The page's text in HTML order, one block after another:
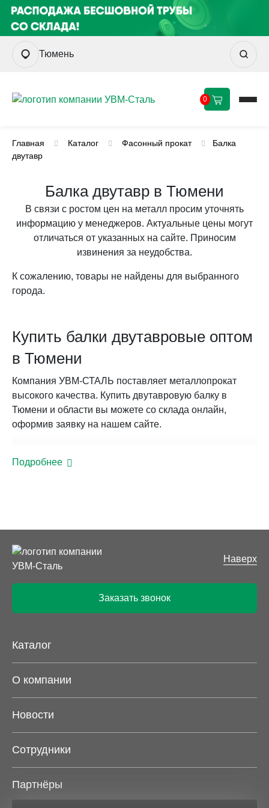
Тюмень
0
Главная Каталог Фасонный прокат
Балка
двутавр
Балка двутавр в Тюмени
В связи с ростом цен на металл просим уточнять
информацию у менеджеров. Актуальные цены могут
отличаться от указанных на сайте. Приносим
извинения за неудобства.
К сожалению, товары не найдены для выбранного
города.
Купить балки двутавровые оптом
в Тюмени
Компания УВМ-СТАЛЬ поставляет металлопрокат
высокого качества. Купить двутавровую балку в
Тюмени и области вы можете со склада онлайн,
оформив заявку на нашем сайте.
общие сведения
ширину полок. Применяются в строительных
Колонные. Профили, надежно работающие на
сжатие с изгибом и без него, растяжение.
Высота поперечного сечения практически
совпадает с его шириной;
Широкополочные. Рассчитаны на восприятие
идентичны колонным моделям;
изгибающих, сжимающих и комбинированных.
Характерной особенностью балок данного вида
является одинаковая толщина полок и стенки.
положительно сказывается на стоимости двутавровых
Подробнее
Наверх
Заказать звонок
Каталог
О компании
Новости
Сотрудники
Партнёры